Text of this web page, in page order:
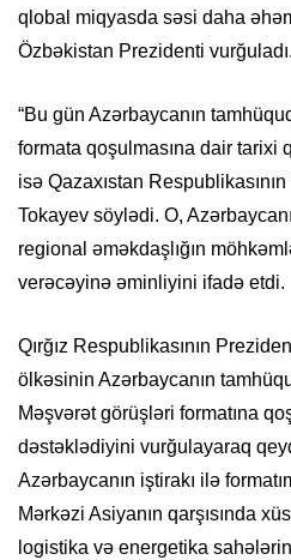
qlobal miqyasda səsi daha
Özbəkistan Prezidenti vurğuladı.
“Bu gün Azərbaycanın
formata qoşulmasına dair tarixi
isə Qazaxıstan
Tokayev söylədi. O,
regional əməkdaşlığın
verəcəyinə əminliyini ifadə etdi.
Qırğız Respublikasının
ölkəsinin Azərbaycanın
Məşvərət görüşləri formatına
dəstəklədiyini vurğulayaraq
Azərbaycanın iştirakı ilə
Mərkəzi Asiyanın qarşısında
logistika və energetika